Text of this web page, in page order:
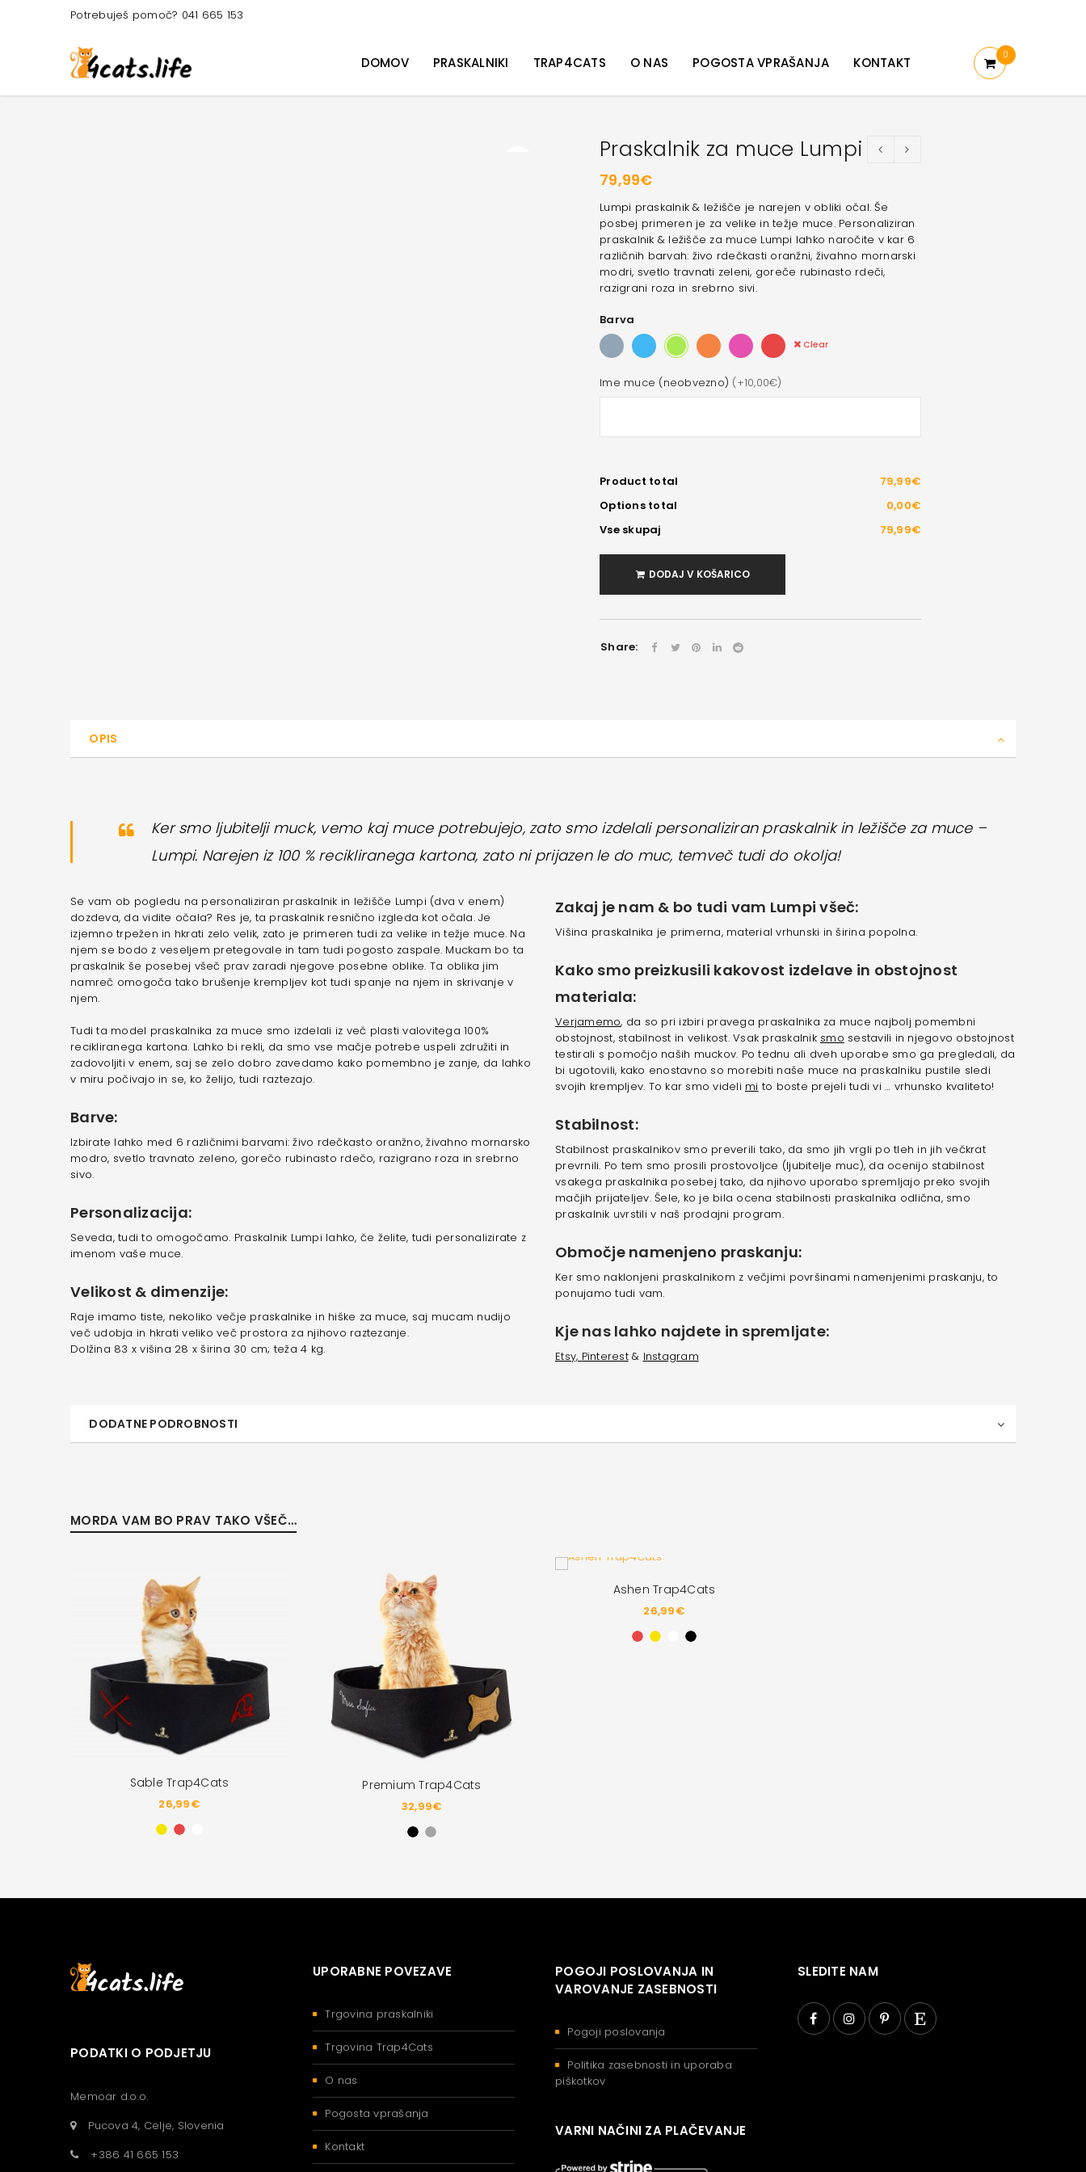
Potrebuješ pomoč? 041 665 153
DOMOV PRASKALNIKI TRAP4CATS O NAS POGOSTA VPRAŠANJA KONTAKT 0
Praskalnik za muce Lumpi
79,99€
Lumpi praskalnik & ležišče je narejen v obliki očal. Še
posbej primeren je za velike in težje muce. Personaliziran
praskalnik & ležišče za muce Lumpi lahko naročite v kar 6
različnih barvah: živo rdečkasti oranžni, živahno mornarski
modri, svetlo travnati zeleni, goreče rubinasto rdeči,
razigrani roza in srebrno sivi.
Barva
Clear
Ime muce (neobvezno) (+10,00€)
Product total
79,99€
Options total
0,00€
Vse skupaj
79,99€
DODAJ V KOŠARICO
Share:
OPIS
Ker smo ljubitelji muck, vemo kaj muce potrebujejo, zato smo izdelali personaliziran praskalnik in ležišče za muce –
Lumpi. Narejen iz 100 % recikliranega kartona, zato ni prijazen le do muc, temveč tudi do okolja!
Se vam ob pogledu na personaliziran praskalnik in ležišče Lumpi (dva v enem)
dozdeva, da vidite očala? Res je, ta praskalnik resnično izgleda kot očala. Je
izjemno trpežen in hkrati zelo velik, zato je primeren tudi za velike in težje muce. Na
njem se bodo z veseljem pretegovale in tam tudi pogosto zaspale. Muckam bo ta
praskalnik še posebej všeč prav zaradi njegove posebne oblike. Ta oblika jim
namreč omogoča tako brušenje krempljev kot tudi spanje na njem in skrivanje v
njem.
Tudi ta model praskalnika za muce smo izdelali iz več plasti valovitega 100%
recikliranega kartona. Lahko bi rekli, da smo vse mačje potrebe uspeli združiti in
zadovoljiti v enem, saj se zelo dobro zavedamo kako pomembno je zanje, da lahko
v miru počivajo in se, ko želijo, tudi raztezajo.
Barve:
Izbirate lahko med 6 različnimi barvami: živo rdečkasto oranžno, živahno mornarsko
modro, svetlo travnato zeleno, gorečo rubinasto rdečo, razigrano roza in srebrno
sivo.
Personalizacija:
Seveda, tudi to omogočamo. Praskalnik Lumpi lahko, če želite, tudi personalizirate z
imenom vaše muce.
Velikost & dimenzije:
Raje imamo tiste, nekoliko večje praskalnike in hiške za muce, saj mucam nudijo
več udobja in hkrati veliko več prostora za njihovo raztezanje.
Dolžina 83 x višina 28 x širina 30 cm; teža 4 kg.
Zakaj je nam & bo tudi vam Lumpi všeč:
Višina praskalnika je primerna, material vrhunski in širina popolna.
Kako smo preizkusili kakovost izdelave in obstojnost
materiala:
Verjamemo, da so pri izbiri pravega praskalnika za muce najbolj pomembni
obstojnost, stabilnost in velikost. Vsak praskalnik smo sestavili in njegovo obstojnost
testirali s pomočjo naših muckov. Po tednu ali dveh uporabe smo ga pregledali, da
bi ugotovili, kako enostavno so morebiti naše muce na praskalniku pustile sledi
svojih krempljev. To kar smo videli mi to boste prejeli tudi vi … vrhunsko kvaliteto!
Stabilnost:
Stabilnost praskalnikov smo preverili tako, da smo jih vrgli po tleh in jih večkrat
prevrnili. Po tem smo prosili prostovoljce (ljubitelje muc), da ocenijo stabilnost
vsakega praskalnika posebej tako, da njihovo uporabo spremljajo preko svojih
mačjih prijateljev. Šele, ko je bila ocena stabilnosti praskalnika odlična, smo
praskalnik uvrstili v naš prodajni program.
Območje namenjeno praskanju:
Ker smo naklonjeni praskalnikom z večjimi površinami namenjenimi praskanju, to
ponujamo tudi vam.
Kje nas lahko najdete in spremljate:
Etsy, Pinterest& Instagram
DODATNE PODROBNOSTI
MORDA VAM BO PRAV TAKO VŠEČ…
Sable Trap4Cats
26,99€
Premium Trap4Cats
32,99€
Ashen Trap4Cats
26,99€
PODATKI O PODJETJU
Memoar d.o.o.
Pucova 4, Celje, Slovenia
+386 41 665 153
UPORABNE POVEZAVE
Trgovina praskalniki
Trgovina Trap4Cats
O nas
Pogosta vprašanja
Kontakt
POGOJI POSLOVANJA IN
VAROVANJE ZASEBNOSTI
Pogoji poslovanja
Politika zasebnosti in uporaba
piškotkov
VARNI NAČINI ZA PLAČEVANJE
SLEDITE NAM